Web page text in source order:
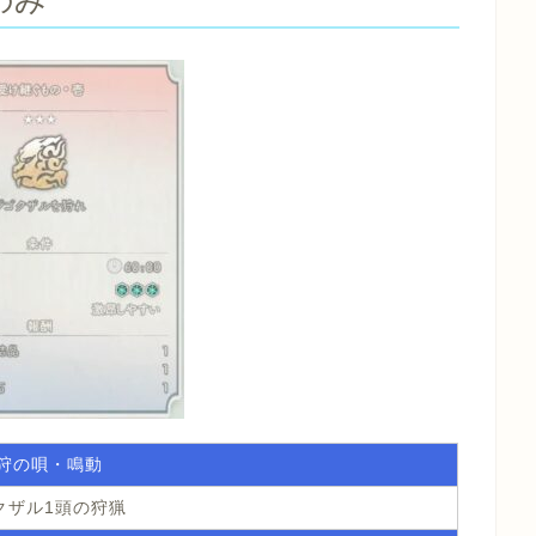
の唄・鳴動
ザル1頭の狩猟